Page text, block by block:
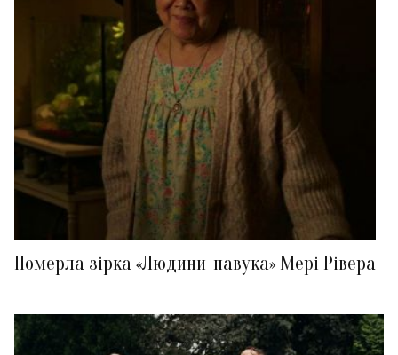
Померла зірка «Людини-павука» Мері Рівера